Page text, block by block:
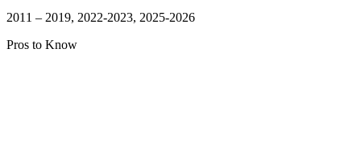
2011 – 2019, 2022-2023, 2025-2026
Pros to Know